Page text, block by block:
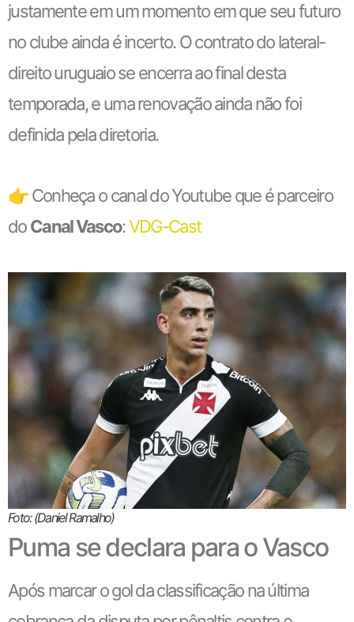
justamente em um momento em que seu futuro
no clube ainda é incerto. O contrato do lateral-
direito uruguaio se encerra ao final desta
temporada, e uma renovação ainda não foi
definida pela diretoria.
👉 Conheça o canal do Youtube que é parceiro
doCanal Vasco:VDG-Cast
Foto: (Daniel Ramalho)
Puma se declara para o Vasco
Após marcar o gol da classificação na última